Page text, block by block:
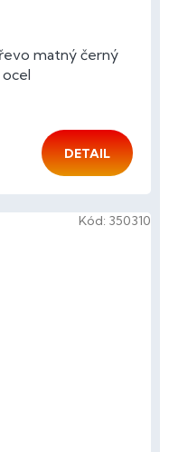
matný černý
DETAIL
Kód: 350310